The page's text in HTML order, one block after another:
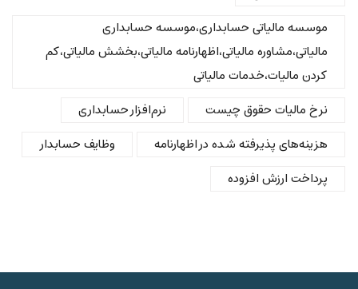
موسسه مالیاتی حسابداری،موسسه حسابداری
مالیاتی،مشاوره مالیاتی،اظهارنامه مالیاتی،بخشش مالیاتی،کم
کردن مالیات،خدمات مالیاتی
نرخ مالیات حقوق چیست
نرم‌افزار حسابداری
هزینه‌های پذیرفته شده در اظهارنامه
وظایف حسابدار
پرداخت ارزش افزوده